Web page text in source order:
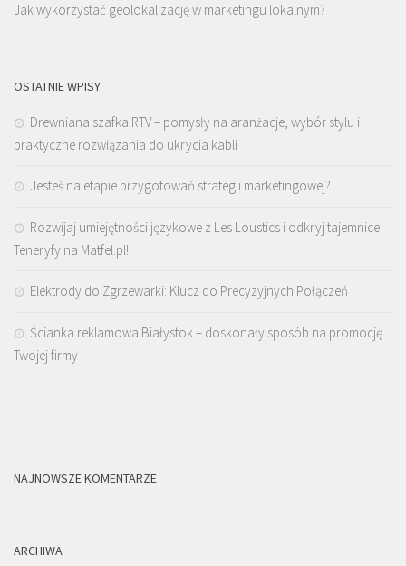
Jak wykorzystać geolokalizację w marketingu lokalnym?
OSTATNIE WPISY
Drewniana szafka RTV – pomysły na aranżacje, wybór stylu i
praktyczne rozwiązania do ukrycia kabli
Jesteś na etapie przygotowań strategii marketingowej?
Rozwijaj umiejętności językowe z Les Loustics i odkryj tajemnice
Teneryfy na Matfel.pl!
Elektrody do Zgrzewarki: Klucz do Precyzyjnych Połączeń
Ścianka reklamowa Białystok – doskonały sposób na promocję
Twojej firmy
NAJNOWSZE KOMENTARZE
ARCHIWA